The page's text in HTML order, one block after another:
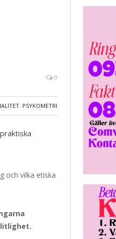
0
, PSYKOMETRI
och vilka etiska